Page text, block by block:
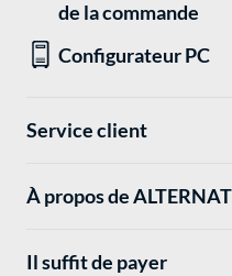
de la commande
Configurateur PC
Service client
À propos de
Il suffit de payer